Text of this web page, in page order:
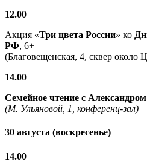
12.00
Акция «Три цвета России» ко
РФ, 6+
(Благовещенская, 4, сквер около
14.00
Семейное чтение с
(М. Ульяновой, 1, конференц-зал)
30 августа (воскресенье)
14.00